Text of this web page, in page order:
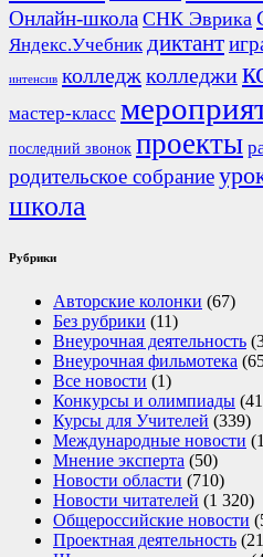
Онлайн-школа СНК Эврика
Яндекс.Учебник диктант
интенсив колледжколледжи
мастер-класс
последний звонок проекты
родительское собрание
школа
Рубрики
Авторские колонки (67)
Без рубрики (11)
Внеурочная деятельность
Внеурочная фильмотека
Все новости (1)
Конкурсы и олимпиады
Курсы для Учителей (339)
Международные новости
Мнение эксперта (50)
Новости области (710)
Новости читателей (1 320)
Общероссийские новости
Проектная деятельность